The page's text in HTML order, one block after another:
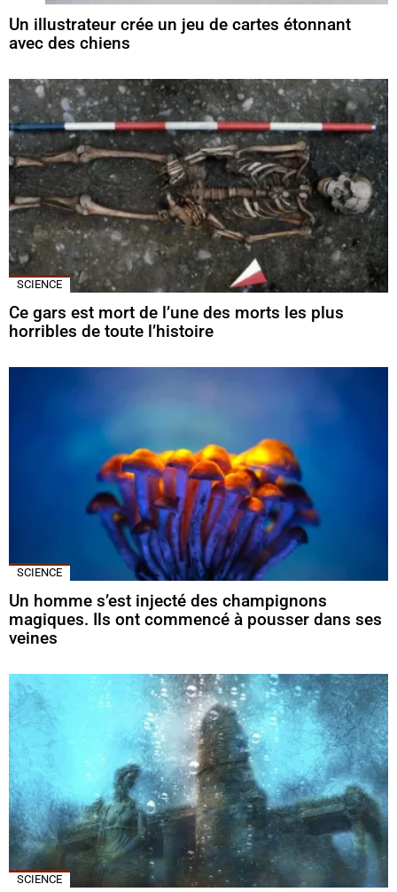
Un illustrateur crée un jeu de cartes étonnant
avec des chiens
SCIENCE
Ce gars est mort de l’une des morts les plus
horribles de toute l’histoire
SCIENCE
Un homme s’est injecté des champignons
magiques. Ils ont commencé à pousser dans ses
veines
SCIENCE